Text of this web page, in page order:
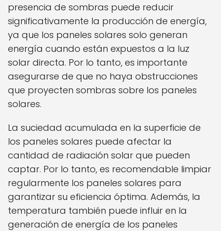
presencia de sombras puede reducir
significativamente la producción de energía,
ya que los paneles solares solo generan
energía cuando están expuestos a la luz
solar directa. Por lo tanto, es importante
asegurarse de que no haya obstrucciones
que proyecten sombras sobre los paneles
solares.
La suciedad acumulada en la superficie de
los paneles solares puede afectar la
cantidad de radiación solar que pueden
captar. Por lo tanto, es recomendable limpiar
regularmente los paneles solares para
garantizar su eficiencia óptima. Además, la
temperatura también puede influir en la
generación de energía de los paneles